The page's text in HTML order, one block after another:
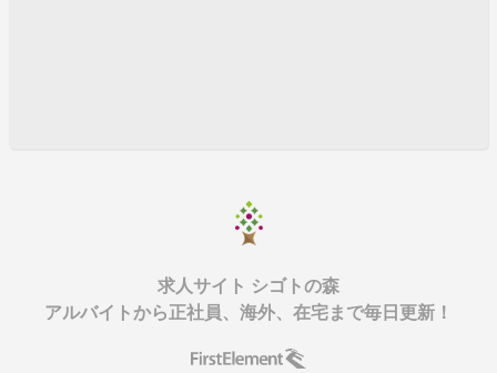
求人サイト シゴトの森
アルバイトから正社員、海外、在宅まで毎日更新！